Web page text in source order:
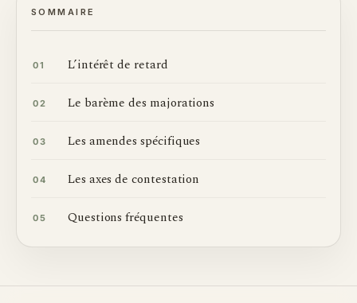
SOMMAIRE
01 L’intérêt de retard
02 Le barème des majorations
03 Les amendes spécifiques
04 Les axes de contestation
05 Questions fréquentes